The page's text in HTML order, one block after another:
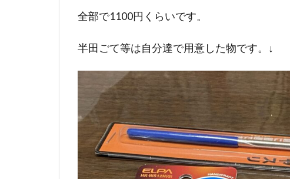
全部で1100円くらいです。
半田ごて等は自分達で用意した物です。↓